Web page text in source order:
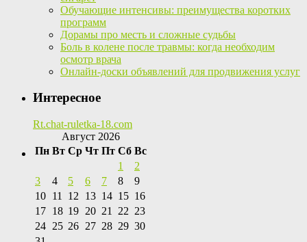
Обучающие интенсивы: преимущества коротких
программ
Дорамы про месть и сложные судьбы
Боль в колене после травмы: когда необходим
осмотр врача
Онлайн-доски объявлений для продвижения услуг
Интересное
Rt.chat-ruletka-18.com
Август 2026
Пн Вт Ср Чт Пт Сб Вс
1
2
3
4 5 6 7 8
9
10 11 12 13 14 15 16
17 18 19 20 21 22 23
24 25 26 27 28 29 30